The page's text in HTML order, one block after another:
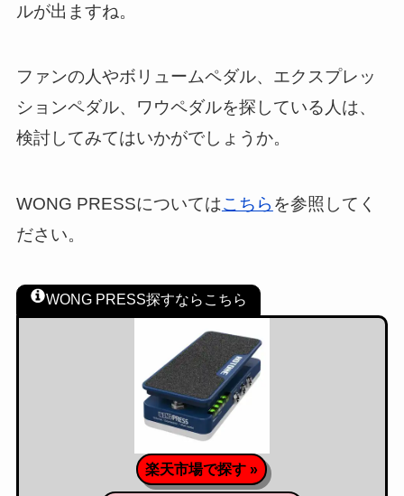
ルが出ますね。
ファンの人やボリュームペダル、エクスプレッ
ションペダル、ワウペダルを探している人は、
検討してみてはいかがでしょうか。
WONG PRESSについてはこちら を参照してく
ださい。
WONG PRESS探すならこちら
楽天市場で探す »